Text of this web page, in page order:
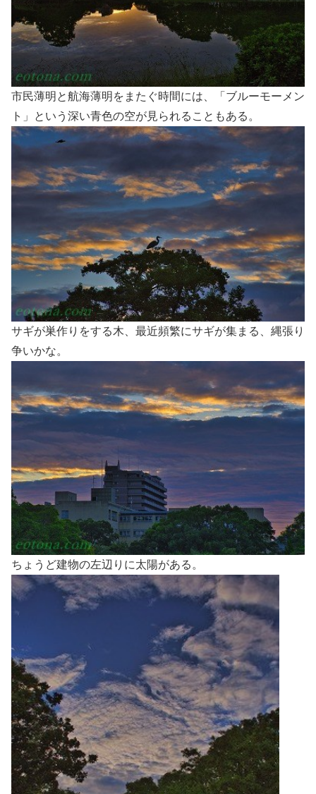
市民薄明と航海薄明をまたぐ時間には、「ブルーモーメン
ト」という深い青色の空が見られることもある。
サギが巣作りをする木、最近頻繁にサギが集まる、縄張り
争いかな。
ちょうど建物の左辺りに太陽がある。